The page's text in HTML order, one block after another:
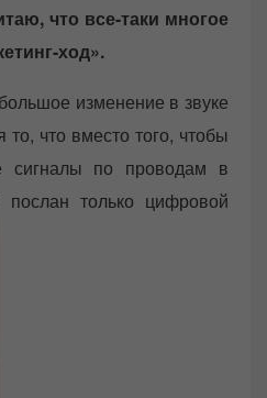
что все-таки многое
ход».
изменение в звуке
то, что вместо того, чтобы
сигналы по проводам в
послан только цифровой